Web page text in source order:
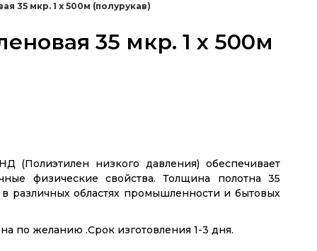
35 мкр. 1 х 500м (полурукав)
35 мкр. 1 х 500м
(Полиэтилен низкого давления) обеспечивает
физические свойства. Толщина полотна 35
различных областях промышленности и бытовых
по желанию .Срок изготовления 1-3 дня.